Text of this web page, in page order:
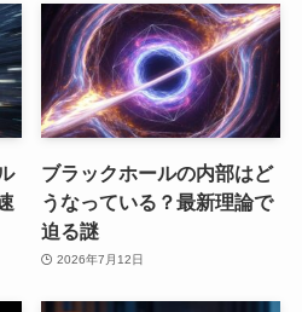
ブラックホールの内部はど
うなっている？最新理論で
迫る謎
2026年7月12日